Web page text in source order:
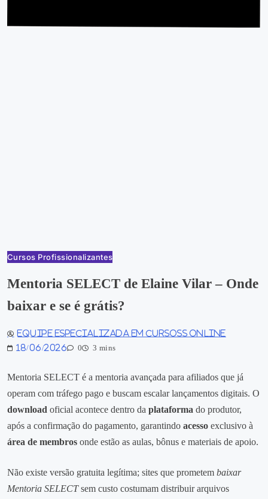
Cursos Profissionalizantes
Mentoria SELECT de Elaine Vilar – Onde
baixar e se é grátis?
Equipe especializada em Cursoss Online
18/06/2026
0 3 mins
Mentoria SELECT é a mentoria avançada para afiliados que já
operam com tráfego pago e buscam escalar lançamentos digitais. O
download oficial acontece dentro da plataforma do produtor,
após a confirmação do pagamento, garantindo acesso exclusivo à
área de membros onde estão as aulas, bônus e materiais de apoio.
Não existe versão gratuita legítima; sites que prometem baixar
Mentoria SELECTsem custo costumam distribuir arquivos